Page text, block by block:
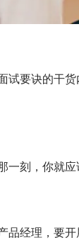
试要诀的干
刻，你就应
品经理，要